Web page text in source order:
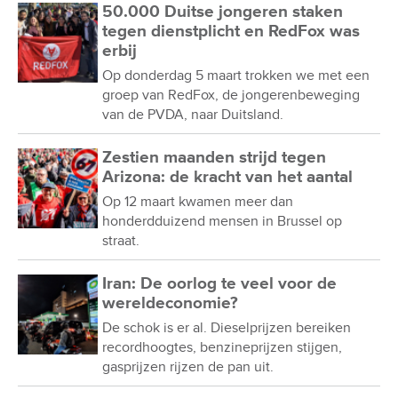
50.000 Duitse jongeren staken
tegen dienstplicht en RedFox was
erbij
Op donderdag 5 maart trokken we met een
groep van RedFox, de jongerenbeweging
van de PVDA, naar Duitsland.
Zestien maanden strijd tegen
Arizona: de kracht van het aantal
Op 12 maart kwamen meer dan
honderdduizend mensen in Brussel op
straat.
Iran: De oorlog te veel voor de
wereldeconomie?
De schok is er al. Dieselprijzen bereiken
recordhoogtes, benzineprijzen stijgen,
gasprijzen rijzen de pan uit.